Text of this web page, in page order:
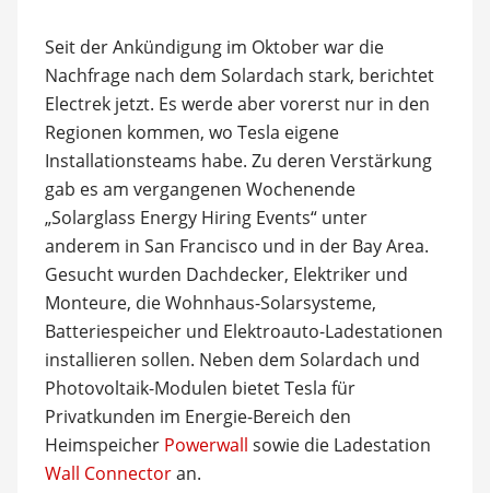
Seit der Ankündigung im Oktober war die
Nachfrage nach dem Solardach stark, berichtet
Electrek jetzt. Es werde aber vorerst nur in den
Regionen kommen, wo Tesla eigene
Installationsteams habe. Zu deren Verstärkung
gab es am vergangenen Wochenende
„Solarglass Energy Hiring Events“ unter
anderem in San Francisco und in der Bay Area.
Gesucht wurden Dachdecker, Elektriker und
Monteure, die Wohnhaus-Solarsysteme,
Batteriespeicher und Elektroauto-Ladestationen
installieren sollen. Neben dem Solardach und
Photovoltaik-Modulen bietet Tesla für
Privatkunden im Energie-Bereich den
Heimspeicher Powerwall sowie die Ladestation
Wall Connectoran.